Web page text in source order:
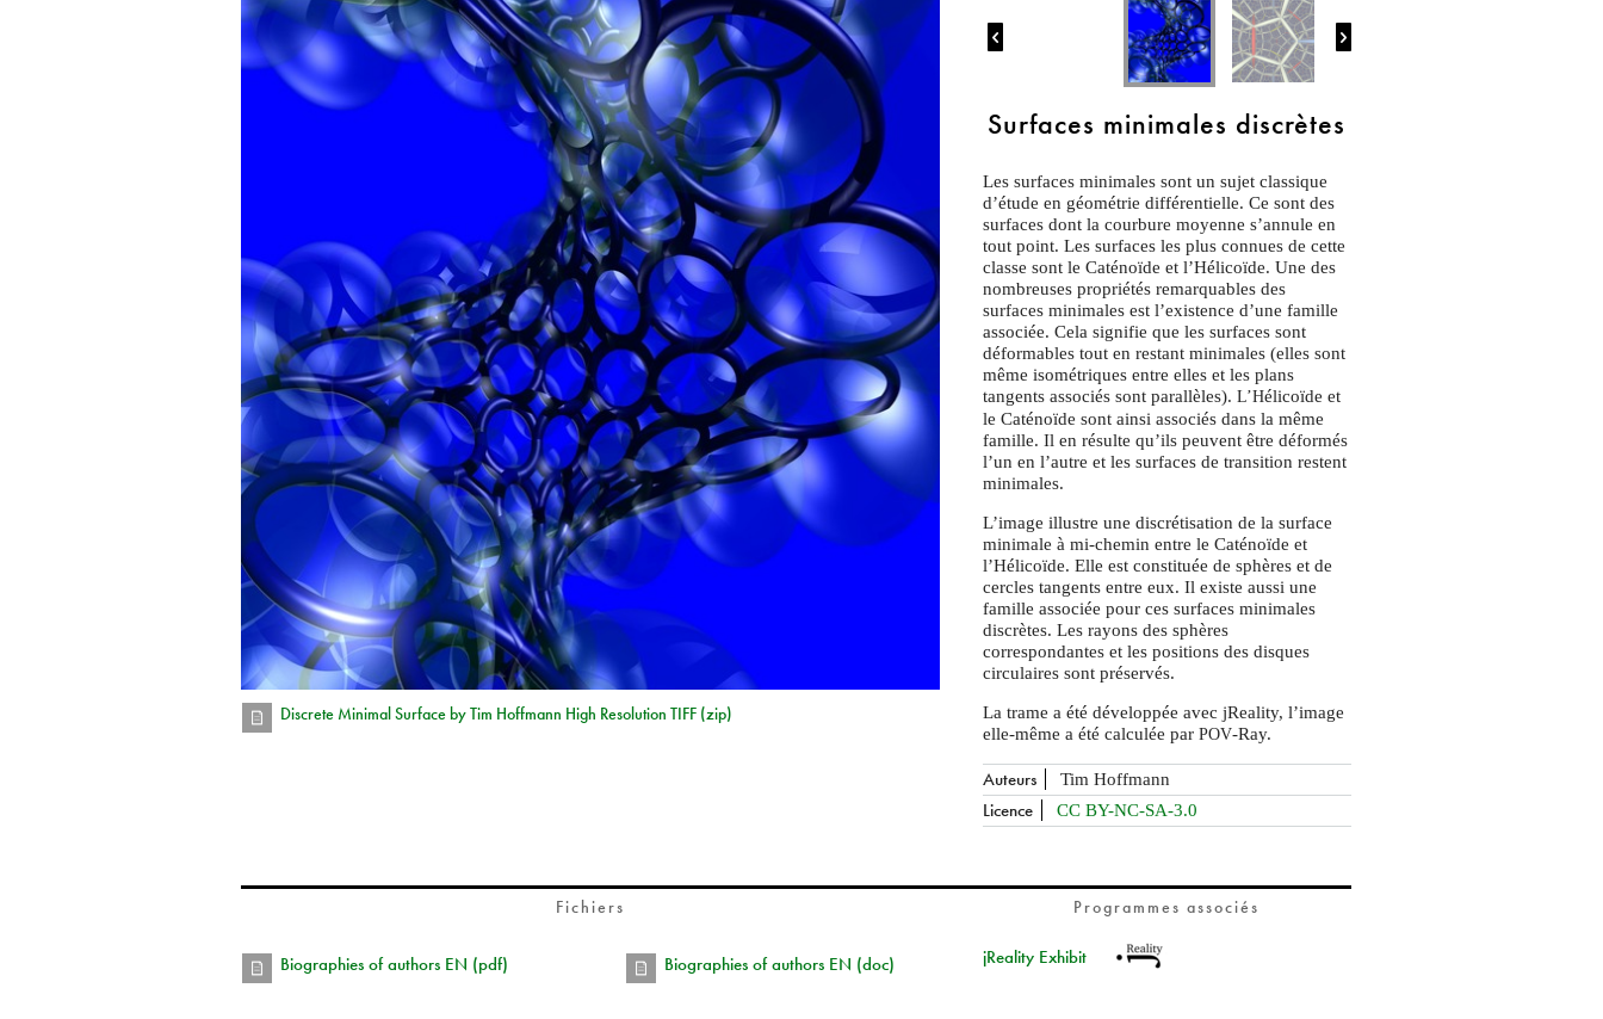
Discrete Minimal Surface by Tim Hoffmann High Resolution TIFF (zip)
 
Surfaces minimales discrètes
Les surfaces minimales sont un sujet classique
d’étude en géométrie différentielle. Ce sont des
surfaces dont la courbure moyenne s’annule en
tout point. Les surfaces les plus connues de cette
classe sont le Caténoïde et l’Hélicoïde. Une des
nombreuses propriétés remarquables des
surfaces minimales est l’existence d’une famille
associée. Cela signifie que les surfaces sont
déformables tout en restant minimales (elles sont
même isométriques entre elles et les plans
tangents associés sont parallèles). L’Hélicoïde et
le Caténoïde sont ainsi associés dans la même
famille. Il en résulte qu’ils peuvent être déformés
l’un en l’autre et les surfaces de transition restent
minimales.
L’image illustre une discrétisation de la surface
minimale à mi-chemin entre le Caténoïde et
l’Hélicoïde. Elle est constituée de sphères et de
cercles tangents entre eux. Il existe aussi une
famille associée pour ces surfaces minimales
discrètes. Les rayons des sphères
correspondantes et les positions des disques
circulaires sont préservés.
La trame a été développée avec jReality, l’image
elle-même a été calculée par POV-Ray.
Auteurs Tim Hoffmann
Licence CC BY-NC-SA-3.0
Fichiers
Biographies of authors EN (pdf) Biographies of authors EN (doc)
Programmes associés
jReality Exhibit